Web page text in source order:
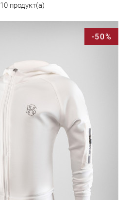
10 продукт(а)
-50%